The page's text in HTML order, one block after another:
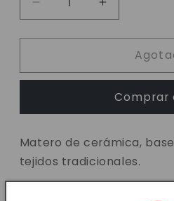
Reducir
cantidad
para
Ayelen
Aumentar
cantidad
para
Matero
Ayelen
Comprar
Matero de cerámica,
tejidos tradicionales.